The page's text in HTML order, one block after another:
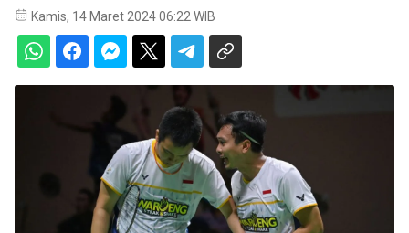
Kamis, 14 Maret 2024 06:22 WIB